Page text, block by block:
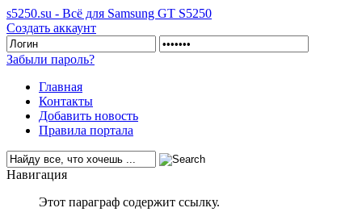
s5250.su - Всё для Samsung GT S5250
Создать аккаунт
Забыли пароль?
Главная
Контакты
Добавить новость
Правила портала
Навигация
Этот параграф содержит ссылку.